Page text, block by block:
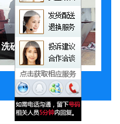
洗砂机